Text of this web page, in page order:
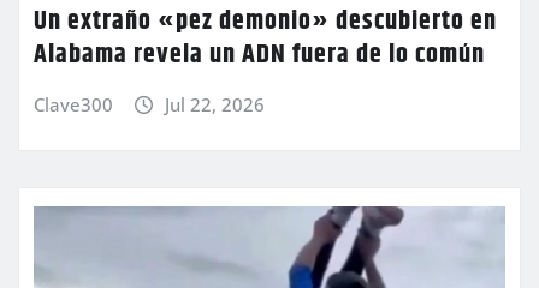
Un extraño «pez demonio» descubierto en
Alabama revela un ADN fuera de lo común
Clave300 Jul 22, 2026